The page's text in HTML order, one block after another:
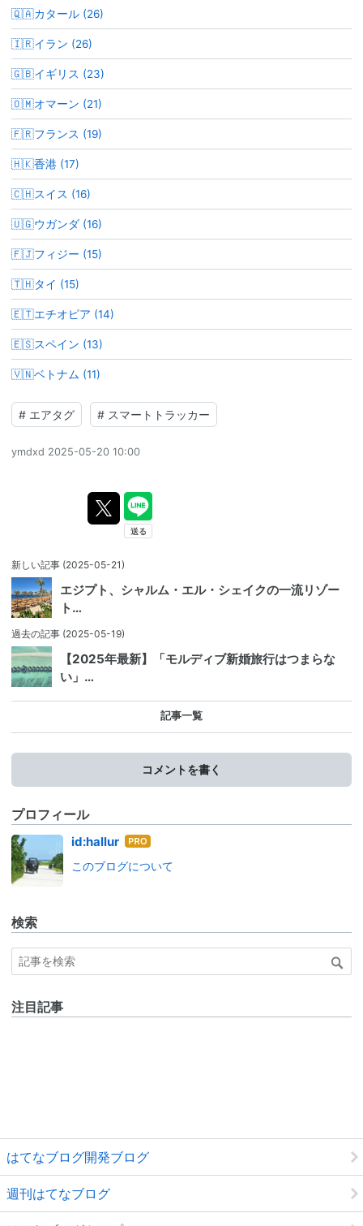
🇶🇦カタール (26)
🇮🇷イラン (26)
🇬🇧イギリス (23)
🇴🇲オマーン (21)
🇫🇷フランス (19)
🇭🇰香港 (17)
🇨🇭スイス (16)
🇺🇬ウガンダ (16)
🇫🇯フィジー (15)
🇹🇭タイ (15)
🇪🇹エチオピア (14)
🇪🇸スペイン (13)
🇻🇳ベトナム (11)
# エアタグ # スマートトラッカー
ymdxd 2025-05-20 10:00
新しい記事 (2025-05-21)
エジプト、シャルム・エル・シェイクの一流リゾー
ト…
過去の記事 (2025-05-19)
【2025年最新】「モルディブ新婚旅行はつまらな
い」…
記事一覧
コメントを書く
プロフィール
id:hallur はて
ログ
このブログについて
検索
注目記事
はてなブログ開発ブログ
週刊はてなブログ